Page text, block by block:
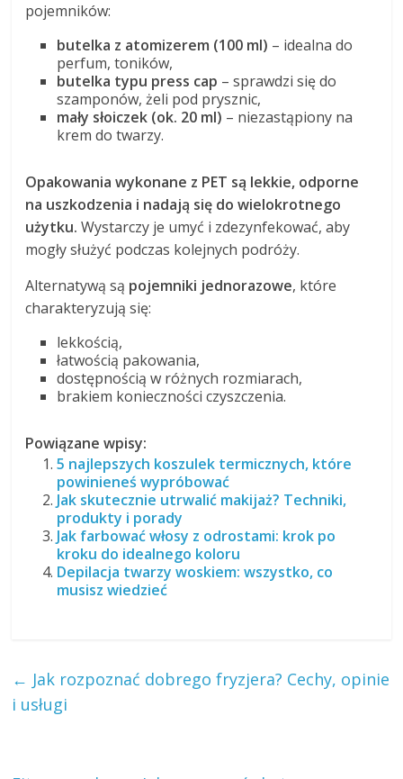
pojemników:
butelka z atomizerem (100 ml) – idealna do
perfum, toników,
butelka typu press cap – sprawdzi się do
szamponów, żeli pod prysznic,
mały słoiczek (ok. 20 ml) – niezastąpiony na
krem do twarzy.
Opakowania wykonane z PET są lekkie, odporne
na uszkodzenia i nadają się do wielokrotnego
użytku. Wystarczy je umyć i zdezynfekować, aby
mogły służyć podczas kolejnych podróży.
Alternatywą są pojemniki jednorazowe, które
charakteryzują się:
lekkością,
łatwością pakowania,
dostępnością w różnych rozmiarach,
brakiem konieczności czyszczenia.
Powiązane wpisy:
5 najlepszych koszulek termicznych, które
powinieneś wypróbować
Jak skutecznie utrwalić makijaż? Techniki,
produkty i porady
Jak farbować włosy z odrostami: krok po
kroku do idealnego koloru
Depilacja twarzy woskiem: wszystko, co
musisz wiedzieć
← Jak rozpoznać dobrego fryzjera? Cechy, opinie
i usługi